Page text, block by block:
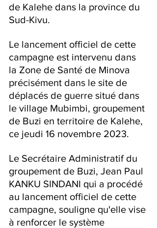
de Kalehe dans la province du
Sud-Kivu.
Le lancement officiel de cette
campagne est intervenu dans
la Zone de Santé de Minova
précisément dans le site de
déplacés de guerre situé dans
le village Mubimbi, groupement
de Buzi en territoire de Kalehe,
ce jeudi 16 novembre 2023.
Le Secrétaire Administratif du
groupement de Buzi, Jean Paul
KANKU SINDANI qui a procédé
au lancement officiel de cette
campagne, souligne qu'elle vise
à renforcer le système